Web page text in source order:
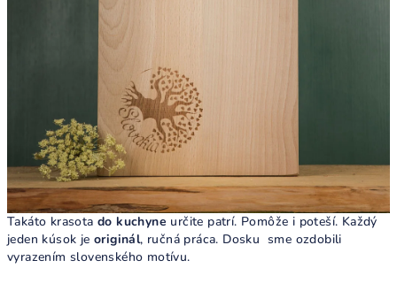
Takáto krasota do kuchyne určite patrí. Pomôže i poteší. Každý
jeden kúsok jeoriginál, ručná práca. Dosku sme ozdobili
vyrazením slovenského motívu.